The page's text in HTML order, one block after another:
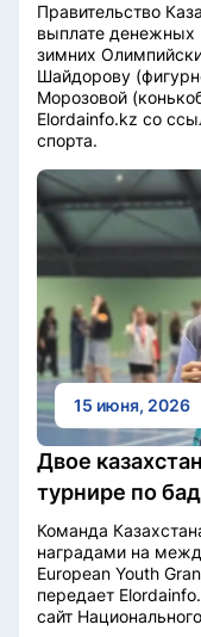
Правительство
выплате денежных
зимних
Шайдорову
Морозовой
Elordainfo.kz со
спорта.
15 июня, 2026
Двое
турнире по
Команда
наградами на
European Youth
передает
сайт